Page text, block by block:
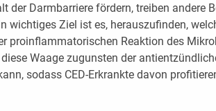
der Darmbarriere fördern, treiben andere
wichtiges Ziel ist es, herauszufinden,
proinflammatorischen Reaktion des
Waage zugunsten der
sodass CED-Erkrankte davon